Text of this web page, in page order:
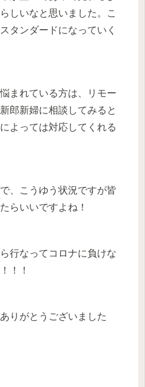
しいなと思いました。こ
タンダードになっていく
まれている方は、リモー
郎新婦に相談してみると
よっては対応してくれる
、こうゆう状況ですが皆
らいいですよね！
行なってコロナに負けな
！！
りがとうございました